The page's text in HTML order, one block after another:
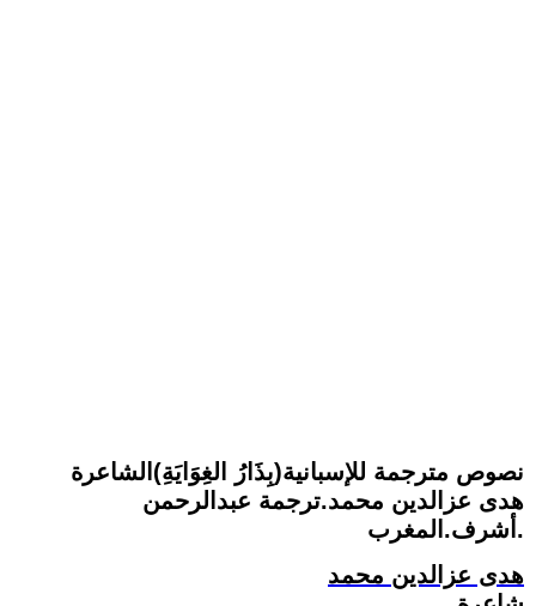
نصوص مترجمة للإسبانية(بِذَارُ الغِوَايَةِ)الشاعرة
هدى عزالدين محمد.ترجمة عبدالرحمن
أشرف.المغرب.
هدى عزالدين محمد